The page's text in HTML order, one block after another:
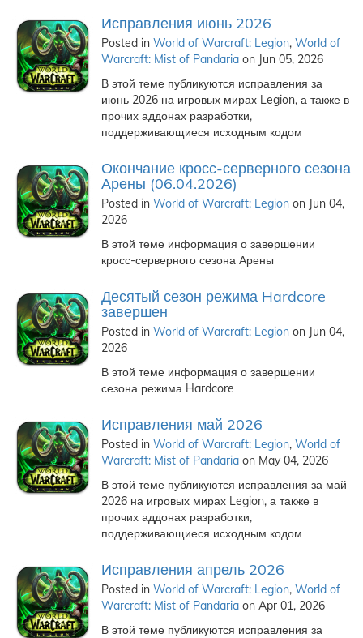
Исправления июнь 2026
Posted in World of Warcraft: Legion, World of
Warcraft: Mist of Pandaria on Jun 05, 2026
В этой теме публикуются исправления за
июнь 2026 на игровых мирах Legion, а также в
прочих аддонах разработки,
поддерживающиеся исходным кодом
Окончание кросс-серверного сезона
Арены (06.04.2026)
Posted in World of Warcraft: Legion on Jun 04,
2026
В этой теме информация о завершении
кросс-серверного сезона Арены
Десятый сезон режима Hardcore
завершен
Posted in World of Warcraft: Legion on Jun 04,
2026
В этой теме информация о завершении
сезона режима Hardcore
Исправления май 2026
Posted in World of Warcraft: Legion, World of
Warcraft: Mist of Pandaria on May 04, 2026
В этой теме публикуются исправления за май
2026 на игровых мирах Legion, а также в
прочих аддонах разработки,
поддерживающиеся исходным кодом
Исправления апрель 2026
Posted in World of Warcraft: Legion, World of
Warcraft: Mist of Pandaria on Apr 01, 2026
В этой теме публикуются исправления за